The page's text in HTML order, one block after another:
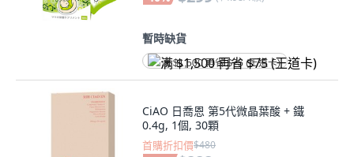
暫時缺貨
满 $1,500 再省 $75 (王道卡)
CiAO 日喬恩 第5代微晶葉酸 + 鐵
0.4g, 1個, 30顆
首購折扣價$480